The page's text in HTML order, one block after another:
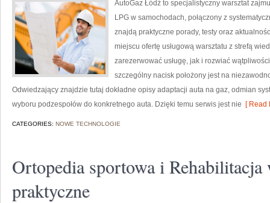
AutoGaz Łódź to specjalistyczny warsztat
LPG w samochodach, połączony z
znajdą praktyczne porady, testy oraz
miejscu ofertę usługową warsztatu z strefą
zarezerwować usługę, jak i rozwiać
szczególny nacisk położony jest na
Odwiedzający znajdzie tutaj dokładne opisy adaptacji auta na gaz, odmian
wyboru podzespołów do konkretnego auta. Dzięki temu serwis jest nie [ Read
CATEGORIES: NOWE TECHNOLOGIE
Ortopedia sportowa i
praktyczne